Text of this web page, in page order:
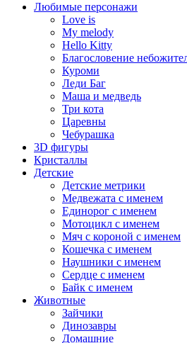
Любимые персонажи
Love is
My melody
Hello Kitty
Благословение
Куроми
Леди Баг
Маша и медведь
Три кота
Царевны
Чебурашка
3D фигуры
Кристаллы
Детские
Детские метрики
Медвежата с именем
Единорог с именем
Мотоцикл с именем
Мяч с короной с именем
Кошечка с именем
Наушники с именем
Сердце с именем
Байк с именем
Животные
Зайчики
Динозавры
Домашние